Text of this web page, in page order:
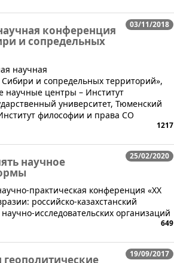
03/11/2018
конференция
и сопредельных
научная
и сопредельных территорий»,
научные центры – Институт
университет, Тюменский
философии и права СО
1217
25/02/2020
научное
практическая конференция «ХХ
российско-казахстанский
исследовательских организаций
649
19/09/2017